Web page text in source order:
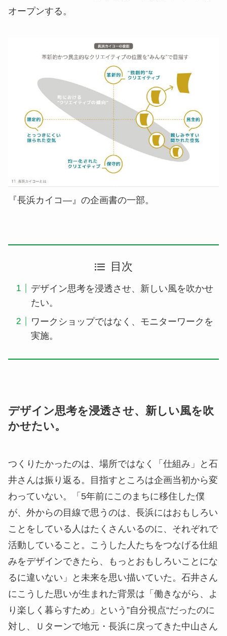
オープンする。
『長浜カイコ―』の企画書の一部。
目次
デザイン思考を浸透させ、新しい風を吹かせ
たい。
ワークショップではなく、モニターワークを
実施。
デザイン思考を浸透させ、新しい風を吹
かせたい。
つくりたかったのは、場所ではなく「仕組み」と石
井さんは振り返る。目指すところは企画当初から変
わっていない。「5年前にこのまちに移住した僕
が、外からの目線で思うのは、長浜にはおもしろい
ことをしている人はたくさんいるのに、それぞれで
活動していること。こうした人たちをつなげる仕組
みをデザインできたら、もっとおもしろいことにな
るに違いない」と未来を思い描いていた。石井さん
にこうした思いが生まれた背景は「働きながら、よ
り楽しく暮らすため」という”自分視点“だったのに
対し、Ｕターンで地元・長浜に戻ってきた中山さん